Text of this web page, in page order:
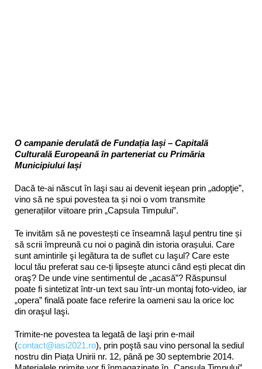
O campanie derulată de Fundația Iași – Capitală
Culturală Europeană în parteneriat cu Primăria
Municipiului Iași
Dacă te-ai născut în Iaşi sau ai devenit ieşean prin „adopţie”,
vino să ne spui povestea ta și noi o vom transmite
generațiilor viitoare prin „Capsula Timpului”.
Te invităm să ne povestești ce înseamnă Iaşul pentru tine și
să scrii împreună cu noi o pagină din istoria orașului. Care
sunt amintirile şi legătura ta de suflet cu Iaşul? Care este
locul tău preferat sau ce-ți lipseşte atunci când ești plecat din
oraş? De unde vine sentimentul de „acasă”? Răspunsul
poate fi sintetizat într-un text sau într-un montaj foto-video, iar
„opera” finală poate face referire la oameni sau la orice loc
din oraşul Iaşi.
Trimite-ne povestea ta legată de Iaşi prin e-mail
(contact@iasi2021.ro), prin poştă sau vino personal la sediul
nostru din Piața Unirii nr. 12, până pe 30 septembrie 2014.